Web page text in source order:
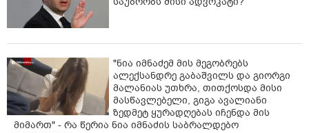
"ნია იმნაძემ მის მეგობრებს
ალექსანდრე გაბაშვილს და გიორგი
მალანიას უთხრა, თითქოსდა მისი
მასწავლებელი, გიგა ავალიანი
ზედმეტ ყურადღებას იჩენდა მის
მიმართ" - რა წერია ნია იმნაძის საბრალდებო